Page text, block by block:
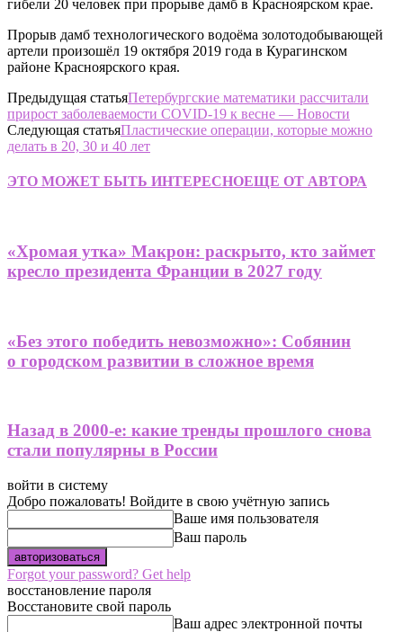
гибели 20 человек при прорыве дамб в Красноярском крае.
Прорыв дамб технологического водоёма золотодобывающей
артели произошёл 19 октября 2019 года в Курагинском
районе Красноярского края.
Предыдущая статьяПетербургские математики рассчитали
прирост заболеваемости COVID-19 к весне — Новости
Следующая статьяПластические операции, которые можно
делать в 20, 30 и 40 лет
ЭТО МОЖЕТ БЫТЬ ИНТЕРЕСНОЕЩЕ ОТ АВТОРА
«Хромая утка» Макрон: раскрыто, кто займет
кресло президента Франции в 2027 году
«Без этого победить невозможно»: Собянин
о городском развитии в сложное время
Назад в 2000-е: какие тренды прошлого снова
стали популярны в России
войти в систему
Добро пожаловать! Войдите в свою учётную запись
Ваше имя пользователя
Ваш пароль
Forgot your password? Get help
восстановление пароля
Восстановите свой пароль
Ваш адрес электронной почты